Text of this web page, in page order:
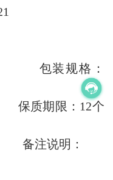
包装规格：
限：12个
备注说明：